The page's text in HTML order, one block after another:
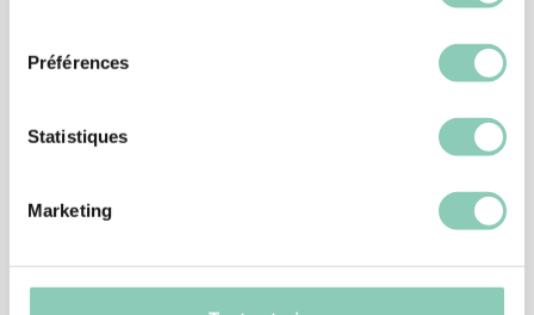
Préférences
Statistiques
Marketing
45,90 €